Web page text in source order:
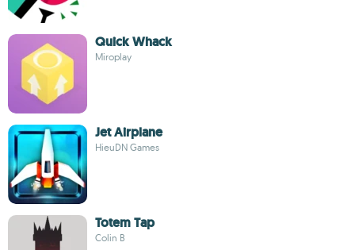
Quick Whack
Miroplay
Jet Airplane
HieuDN Games
Totem Tap
Colin B